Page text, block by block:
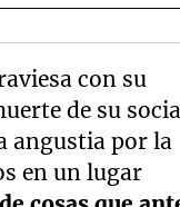
con su
de su
angustia por la
en un lugar